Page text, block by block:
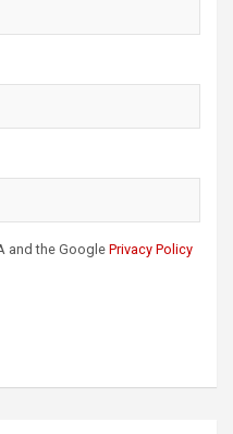
and the Google Privacy Policy